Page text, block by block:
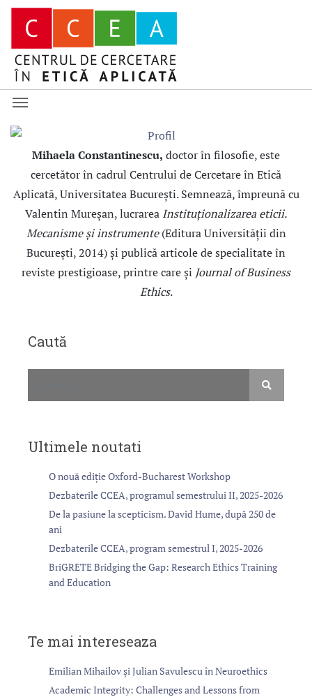
Mihaela Constantinescu, doctor în filosofie, este
cercetător în cadrul Centrului de Cercetare în Etică
Aplicată, Universitatea Bucureşti. Semnează, împreună cu
Valentin Mureşan, lucrarea Instituţionalizarea eticii.
Mecanisme şi instrumente(Editura Universităţii din
Bucureşti, 2014) şi publică articole de specialitate în
reviste prestigioase, printre care şi Journal of Business
Ethics.
Caută
Ultimele noutati
O nouă ediție Oxford-Bucharest Workshop
Dezbaterile CCEA, programul semestrului II, 2025-2026
De la pasiune la scepticism. David Hume, după 250 de
ani
Dezbaterile CCEA, program semestrul I, 2025-2026
BriGRETE Bridging the Gap: Research Ethics Training
and Education
Te mai intereseaza
Emilian Mihailov și Julian Savulescu în Neuroethics
Academic Integrity: Challenges and Lessons from